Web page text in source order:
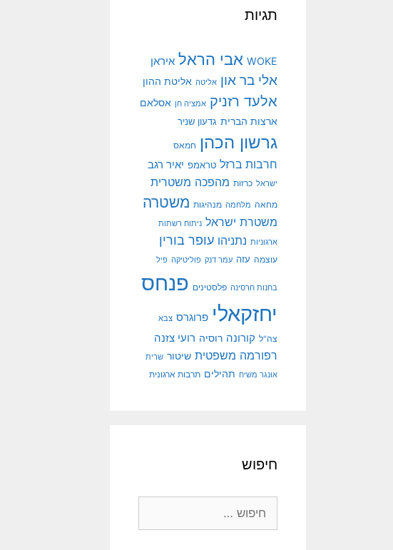
תגיות
WOKE אבי הראל איראן
אלי בר און אליטה אליטת ההון
אלעד רזניק אמציה חן אסלאם
ארצות הברית גדעון שניר
גרשון הכהן חמאס
חרבות ברזל טראמפ יאיר רגב
ישראל כרזות מהפכה משטרית
מחאה מלחמה מנהיגות משטרה
משטרת ישראל ניתוח רשתות
ארגוניות נתניהו עופר בורין
עוצמה עזה עמר דנק פוליטיקה פיל
בחנות חרסינה פלסטינים פנחס
יחזקאלי פרוגרס צבא
צה"ל קורונה רוסיה רועי צזנה
רפורמה משפטית שיטור שרית
אונגר משיח תהילים תרבות ארגונית
חיפוש